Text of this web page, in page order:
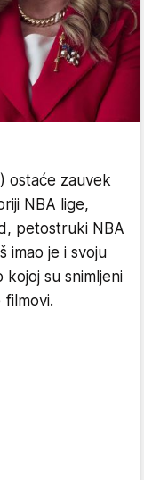
ostaće zauvek
NBA lige,
petostruki NBA
imao je i svoju
su snimljeni